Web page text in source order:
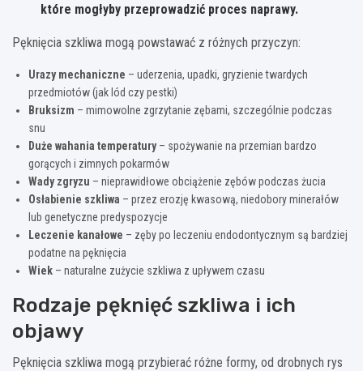
które mogłyby przeprowadzić proces naprawy.
Pęknięcia szkliwa mogą powstawać z różnych przyczyn:
Urazy mechaniczne – uderzenia, upadki, gryzienie twardych
przedmiotów (jak lód czy pestki)
Bruksizm – mimowolne zgrzytanie zębami, szczególnie podczas
snu
Duże wahania temperatury– spożywanie na przemian bardzo
gorących i zimnych pokarmów
Wady zgryzu – nieprawidłowe obciążenie zębów podczas żucia
Osłabienie szkliwa – przez erozję kwasową, niedobory minerałów
lub genetyczne predyspozycje
Leczenie kanałowe – zęby po leczeniu endodontycznym są bardziej
podatne na pęknięcia
Wiek – naturalne zużycie szkliwa z upływem czasu
Rodzaje pęknięć szkliwa i ich
objawy
Pęknięcia szkliwa mogą przybierać różne formy, od drobnych rys